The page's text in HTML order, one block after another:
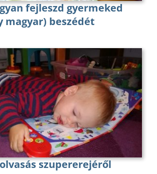
fejleszd gyermeked
magyar) beszédét
szupererejéről